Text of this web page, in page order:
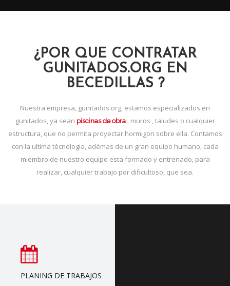
¿POR QUE CONTRATAR
GUNITADOS.ORG EN
BECEDILLAS ?
Nuestra empresa, gunitados.org, estamos especializados en
gunitados, ya sean piscinas de obra, muros , taludes o cualquier
estructura, que no permita proyectar hormigon sobre ella. Contamos
con la ultima técnologia, adémas de un gran equipo humano, cada
miembro de nuestro equipo esta formado y entrenado, para
realizar, cualquier trabajo por dificultoso, que sea.
PLANING DE TRABAJOS